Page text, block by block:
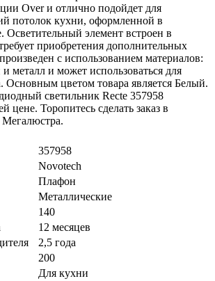
Over и отлично подойдет для
потолок кухни, оформленной в
Осветительный элемент встроен в
приобретения дополнительных
с использованием материалов:
металл и может использоваться для
Основным цветом товара является Белый.
светильник Recte 357958
цене. Торопитесь сделать заказ в
Мегалюстра.
357958
Novotech
Плафон
Металлические
140
12 месяцев
2,5 года
200
Для кухни